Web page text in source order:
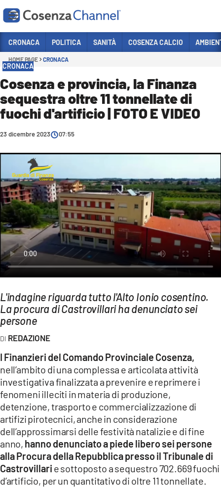
Sezioni
POLITICA
COSENZA CALCIO
ECONOMIA E LAVORO
SANITÀ
SPORT
CULTURA
AMBIENTE
Streaming
LAC TV
LAC ONAIR
Network
LACPLAY.IT
LACTV.IT
LACONAIR.IT
LACITYMAG.IT
ILREGGINO.IT
COSENZACHANNEL.IT
ILVIBONESE.IT
CATANZAROCHANNEL.IT
CRONACA POLITICA SANITÀ COSENZA CALCIO
HOME PAGE CRONACA
CRONACA
Cosenza e provincia, la Finanza
sequestra oltre 11 tonnellate di
fuochi d'artificio | FOTO E VIDEO
23 dicembre 2023 07:55
L'indagine riguarda tutto l'Alto Ionio cosentino.
La procura di Castrovillari ha denunciato sei
persone
REDAZIONE
I Finanzieri del Comando Provinciale Cosenza,
nell’ambito di una complessa e articolata attività
investigativa finalizzata a prevenire e reprimere i
fenomeni illeciti in materia di produzione,
detenzione, trasporto e commercializzazione di
artifizi pirotecnici, anche in considerazione
dell’approssimarsi delle festività natalizie e di fine
anno, hanno denunciato a piede libero sei persone
alla Procura della Repubblica presso il Tribunale di
Castrovillari e sottoposto a sequestro 702.669 fuochi
d’artificio, per un quantitativo di oltre 11 tonnellate.